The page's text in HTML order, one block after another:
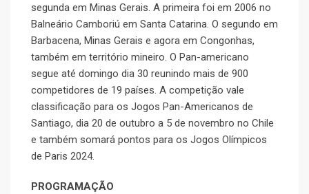
segunda em Minas Gerais. A primeira foi em 2006 no
Balneário Camboriú em Santa Catarina. O segundo em
Barbacena, Minas Gerais e agora em Congonhas,
também em território mineiro. O Pan-americano
segue até domingo dia 30 reunindo mais de 900
competidores de 19 países. A competição vale
classificação para os Jogos Pan-Americanos de
Santiago, dia 20 de outubro a 5 de novembro no Chile
e também somará pontos para os Jogos Olímpicos
de Paris 2024.
PROGRAMAÇÃO